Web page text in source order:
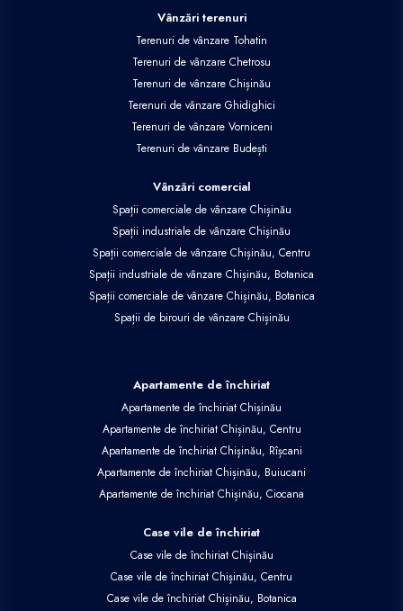
Vânzări terenuri
Terenuri de vânzare Tohatin
Terenuri de vânzare Chetrosu
Terenuri de vânzare Chișinău
Terenuri de vânzare Ghidighici
Terenuri de vânzare Vorniceni
Terenuri de vânzare Budești
Vânzări comercial
Spații comerciale de vânzare Chișinău
Spații industriale de vânzare Chișinău
Spații comerciale de vânzare Chișinău, Centru
Spații industriale de vânzare Chișinău, Botanica
Spații comerciale de vânzare Chișinău, Botanica
Spații de birouri de vânzare Chișinău
Apartamente de închiriat
Apartamente de închiriat Chișinău
Apartamente de închiriat Chișinău, Centru
Apartamente de închiriat Chișinău, Rîșcani
Apartamente de închiriat Chișinău, Buiucani
Apartamente de închiriat Chișinău, Ciocana
Case vile de închiriat
Case vile de închiriat Chișinău
Case vile de închiriat Chișinău, Centru
Case vile de închiriat Chișinău, Botanica